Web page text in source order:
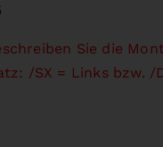
Sie die
/SX = Links bzw. /